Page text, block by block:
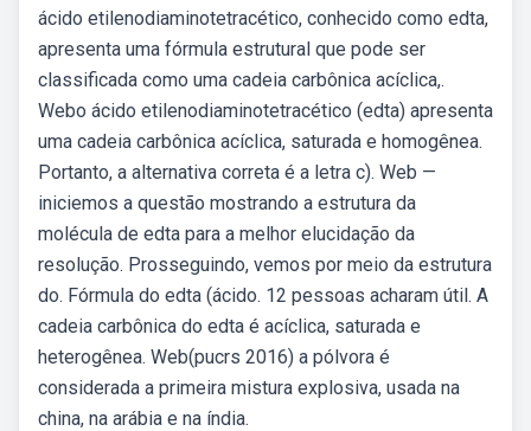
ácido etilenodiaminotetracético, conhecido como edta,
apresenta uma fórmula estrutural que pode ser
classificada como uma cadeia carbônica acíclica,.
Webo ácido etilenodiaminotetracético (edta) apresenta
uma cadeia carbônica acíclica, saturada e homogênea.
Portanto, a alternativa correta é a letra c). Web —
iniciemos a questão mostrando a estrutura da
molécula de edta para a melhor elucidação da
resolução. Prosseguindo, vemos por meio da estrutura
do. Fórmula do edta (ácido. 12 pessoas acharam útil. A
cadeia carbônica do edta é acíclica, saturada e
heterogênea. Web(pucrs 2016) a pólvora é
considerada a primeira mistura explosiva, usada na
china, na arábia e na índia.